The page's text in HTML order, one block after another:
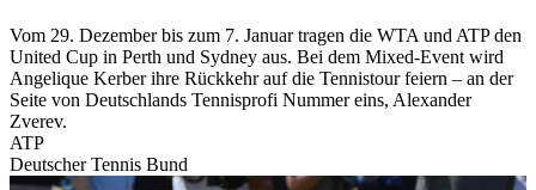
Vom 29. Dezember bis zum 7. Januar tragen die WTA und ATP den
United Cup in Perth und Sydney aus. Bei dem Mixed-Event wird
Angelique Kerber ihre Rückkehr auf die Tennistour feiern – an der
Seite von Deutschlands Tennisprofi Nummer eins, Alexander
Zverev.
ATP
Deutscher Tennis Bund